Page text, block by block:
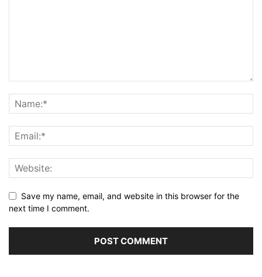
Save my name, email, and website in this browser for the
next time I comment.